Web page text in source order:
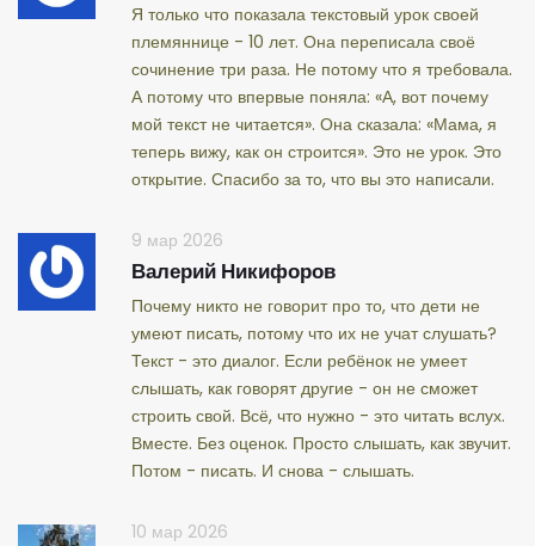
Я только что показала текстовый урок своей
племяннице - 10 лет. Она переписала своё
сочинение три раза. Не потому что я требовала.
А потому что впервые поняла: «А, вот почему
мой текст не читается». Она сказала: «Мама, я
теперь вижу, как он строится». Это не урок. Это
открытие. Спасибо за то, что вы это написали.
9 мар 2026
Валерий Никифоров
Почему никто не говорит про то, что дети не
умеют писать, потому что их не учат слушать?
Текст - это диалог. Если ребёнок не умеет
слышать, как говорят другие - он не сможет
строить свой. Всё, что нужно - это читать вслух.
Вместе. Без оценок. Просто слышать, как звучит.
Потом - писать. И снова - слышать.
10 мар 2026